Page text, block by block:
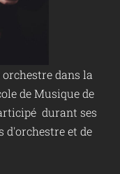
dans la
de Musique de
durant ses
d'orchestre et de